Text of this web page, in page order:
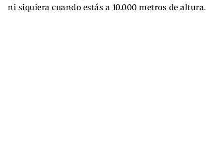
ni siquiera cuando estás a 10.000 metros de altura.